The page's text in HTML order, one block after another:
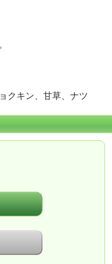
クキン、甘草、ナツ